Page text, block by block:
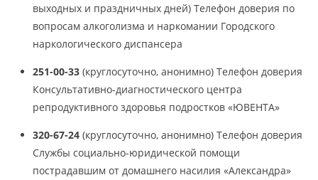
выходных и праздничных дней) Телефон доверия по
вопросам алкоголизма и наркомании Городского
наркологического диспансера
251-00-33 (круглосуточно, анонимно) Телефон доверия
Консультативно-диагностического центра
репродуктивного здоровья подростков «ЮВЕНТА»
320-67-24 (круглосуточно, анонимно) Телефон доверия
Службы социально-юридической помощи
пострадавшим от домашнего насилия «Александра»